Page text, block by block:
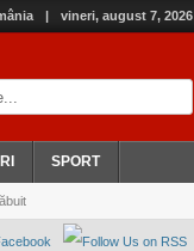
| vineri, august 7, 2026
SPORT